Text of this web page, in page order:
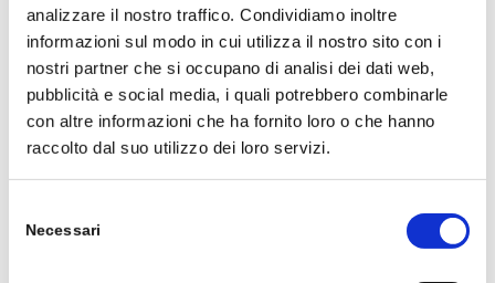
analizzare il nostro traffico. Condividiamo inoltre
informazioni sul modo in cui utilizza il nostro sito con i
nostri partner che si occupano di analisi dei dati web,
pubblicità e social media, i quali potrebbero combinarle
con altre informazioni che ha fornito loro o che hanno
raccolto dal suo utilizzo dei loro servizi.
delNecessari
licenze perpetue
Se siete stati attenti, avrete già capito che il
SaaS e il PaaS sono scenari a canone, quindi si
avranno dei costi ricorrenti che concederanno il
dei costi operativi, OPEX per gli amici.